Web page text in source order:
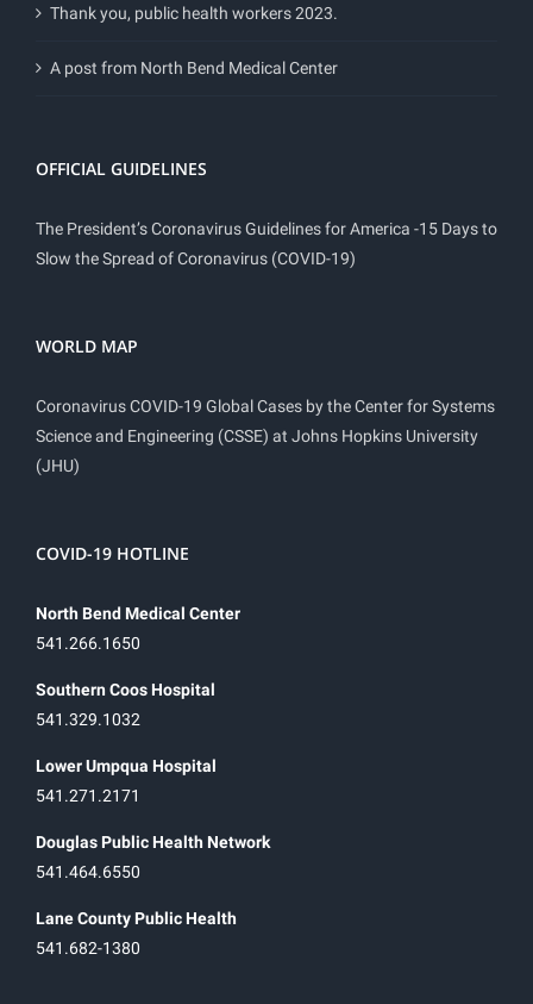
Thank you, public health workers 2023.
A post from North Bend Medical Center
OFFICIAL GUIDELINES
The President’s Coronavirus Guidelines for America -15 Days to
Slow the Spread of Coronavirus (COVID-19)
WORLD MAP
Coronavirus COVID-19 Global Cases by the Center for Systems
Science and Engineering (CSSE) at Johns Hopkins University
(JHU)
COVID-19 HOTLINE
North Bend Medical Center
541.266.1650
Southern Coos Hospital
541.329.1032
Lower Umpqua Hospital
541.271.2171
Douglas Public Health Network
541.464.6550
Lane County Public Health
541.682-1380